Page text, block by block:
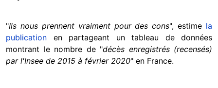
"Ils nous prennent vraiment pour des cons", estime la
publication en partageant un tableau de données
montrant le nombre de "décès enregistrés (recensés)
par l'Insee de 2015 à février 2020" en France.